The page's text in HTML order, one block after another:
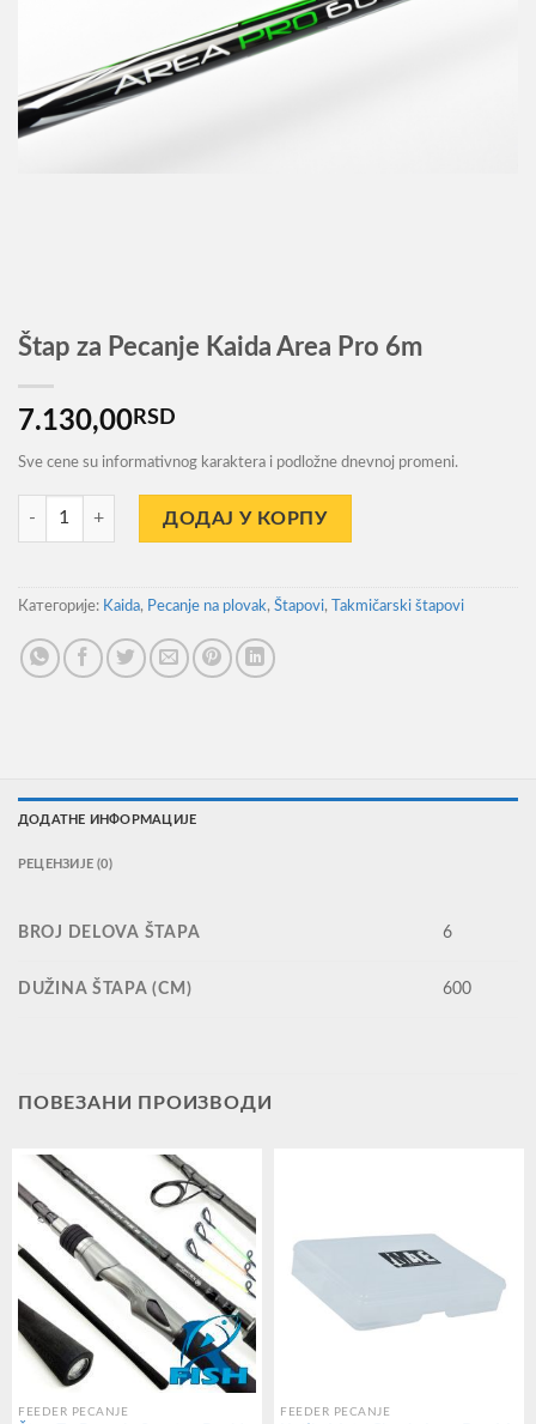
Štap za Pecanje Kaida Area Pro 6m
7.130,00RSD
Sve cene su informativnog karaktera i podložne dnevnoj promeni.
Štap za Pecanje Kaida Area Pro 6m количина
ДОДАЈ У КОРПУ
Категорије: Kaida, Pecanje na plovak, Štapovi, Takmičarski štapovi
ДОДАТНЕ ИНФОРМАЦИЈЕ
РЕЦЕНЗИЈЕ (0)
BROJ DELOVA ŠTAPA 6
DUŽINA ŠTAPA (CM) 600
ПОВЕЗАНИ ПРОИЗВОДИ
FEEDER PECANJE FEEDER PECANJE